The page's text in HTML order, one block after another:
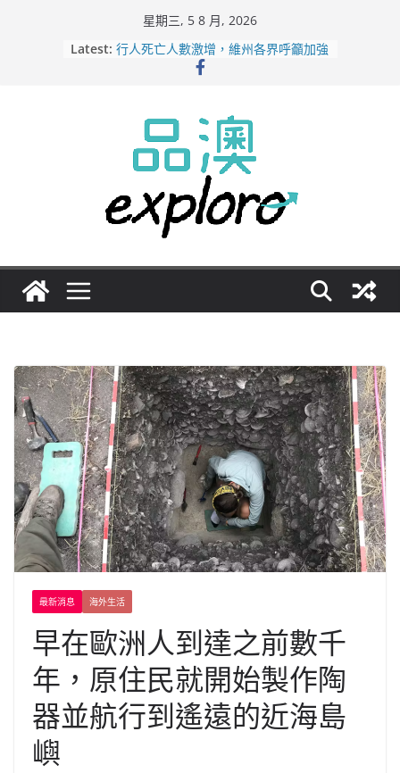
星期三, 5 8 月, 2026
Latest: 行人死亡人數激增，維州各界呼籲加強
美商二手巨頭進駐吉朗，在地慈善小店
憂生存空間遭擠壓
電動車電池爭端隱憂浮現！經銷商警告
澳洲恐迎訴訟浪潮
拒絕白工！ Aldi涉強迫無薪加班 掏
5500萬澳元和解
最新消息 海外生活
早在歐洲人到達之前數千
年，原住民就開始製作陶
器並航行到遙遠的近海島
嶼